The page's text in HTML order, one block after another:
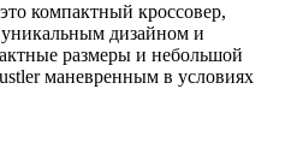
компактный кроссовер,
дизайном и
размеры и небольшой
маневренным в условиях